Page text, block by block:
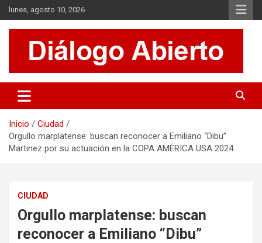
Saltar
al
contenido
lunes, agosto 10, 2026
Diálogo Abierto
Se tratan diversos temas de actualidad buscando hacer un
aporte a la sociedad, brindando información relevante de lo que
Inicio
Ciudad
Orgullo marplatense: buscan reconocer a Emiliano “Dibu”
Martinez por su actuación en la COPA AMÉRICA USA 2024
CIUDAD
Orgullo marplatense: buscan
reconocer a Emiliano “Dibu”